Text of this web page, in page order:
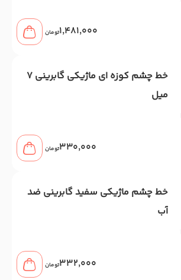
1,481,000تومان
خط چشم کوزه ای ماژیکی گابرینی 7
میل
330,000تومان
خط چشم ماژیکی سفید گابرینی ضد
آب
332,000تومان